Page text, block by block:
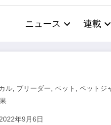
ニュース 連載
ル, ブリーダー, ペット , ペットジ
2022年9月6日